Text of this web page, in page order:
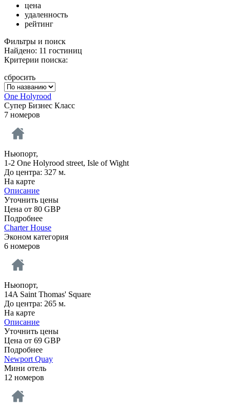
цена
удаленность
рейтинг
Фильтры и поиск
Найдено: 11 гостиниц
Критерии поиска:
сбросить
One Holyrood
Супер Бизнес Класс
7 номеров
Ньюпорт,
1-2 One Holyrood street, Isle of Wight
До центра: 327 м.
На карте
Описание
Уточнить цены
Цена от 80 GBP
Подробнее
Charter House
Эконом категория
6 номеров
Ньюпорт,
14A Saint Thomas' Square
До центра: 265 м.
На карте
Описание
Уточнить цены
Цена от 69 GBP
Подробнее
Newport Quay
Мини отель
12 номеров